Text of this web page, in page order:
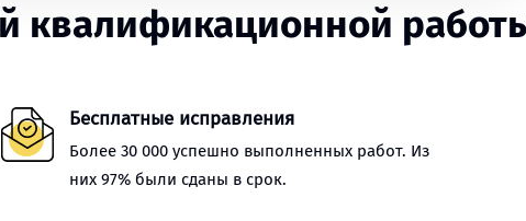
квалификационной
Бесплатные исправления
Более 30 000 успешно выполненных работ. Из
них 97% были сданы в срок.